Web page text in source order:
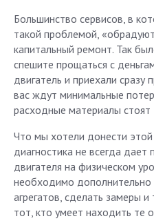
Большинство сервисов, в
такой проблемой,
капитальный ремонт. Так
спешите прощаться с
двигатель и приехали
вас ждут минимальные
расходные материалы стоят
Что мы хотели донести
диагностика не всегда
двигателя на физическом
необходимо
агрегатов, сделать замеры
тот, кто умеет находить те